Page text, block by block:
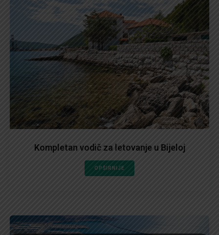
Kompletan vodič za letovanje u Bijeloj
OPŠIRNIJE